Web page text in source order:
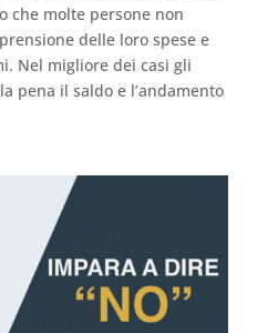
che molte persone non
delle loro spese e
Nel migliore dei casi gli
pena il saldo e l’andamento